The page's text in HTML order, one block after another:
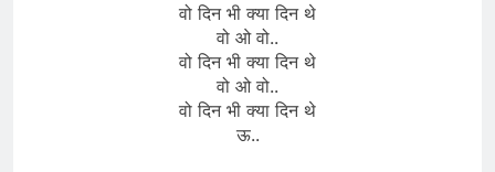
वो दिन भी क्या दिन थे
वो ओ वो..
वो दिन भी क्या दिन थे
वो ओ वो..
वो दिन भी क्या दिन थे
ऊ..